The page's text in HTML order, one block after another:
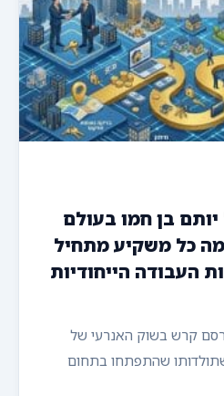
בן חמו בעולם
כל משקיע מתחיל
העבודה הייחודיות
קרש בשוק האנרעי של
שהתפתחו בתחום